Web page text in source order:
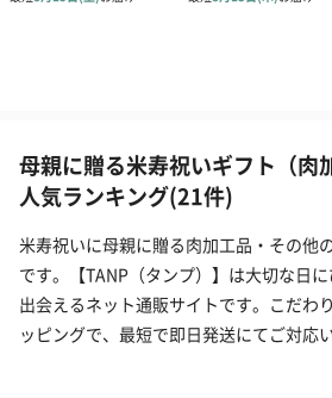
母親に贈る米寿祝いギフト（肉
人気ランキング(21件)
米寿祝いに母親に贈る肉加工品・その他
です。【TANP（タンプ）】は大切な日
出会えるネット通販サイトです。こだわ
ッピングで、最短で即日発送にてご対応